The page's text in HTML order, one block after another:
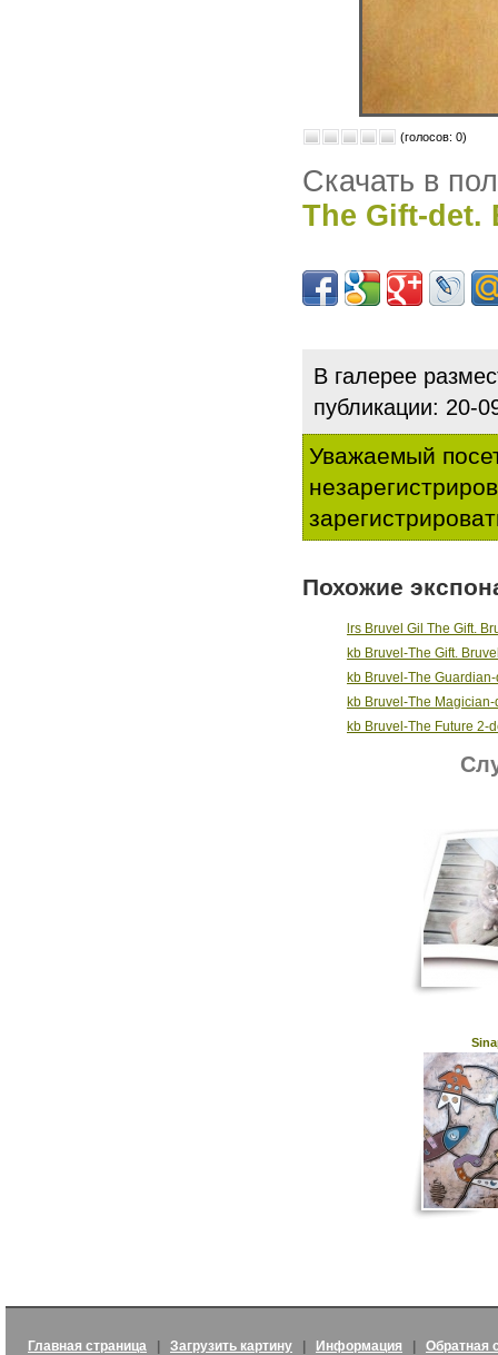
(голосов: 0)
Скачать в
The Gift-det.
В галерее
публикации:
Уважаемый
Похожие
lrs Bruvel Gil The Gift.
kb Bruvel-The Gift.
kb Bruvel-The
kb Bruvel-The
kb Bruvel-The Future 2-
Главная страница Загрузить картину Информация
Обратная